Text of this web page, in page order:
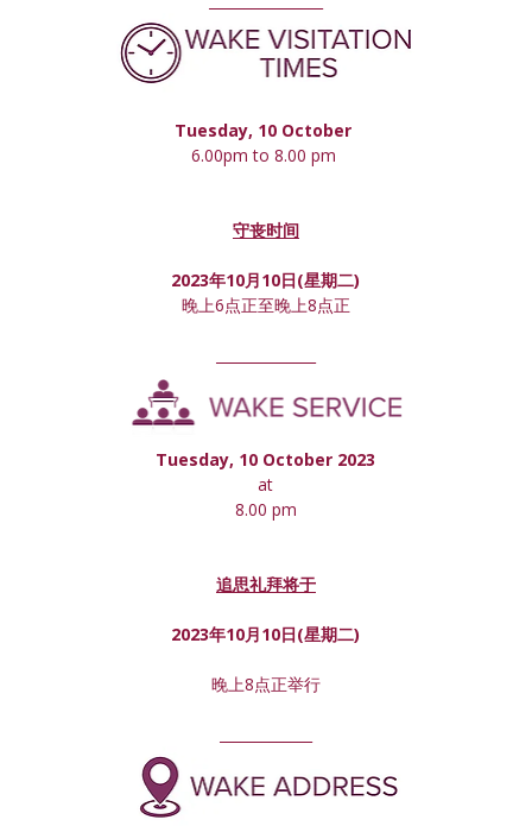
Tuesday, 10 October
6.00pm to 8.00 pm
守丧时间
2023年10月10日(星期二)
晚上6点正至晚上8点正
Tuesday, 10 October 2023
at
8.00 pm
追思礼拜将于
2023年10月10日(星期二)
晚上8点正举行